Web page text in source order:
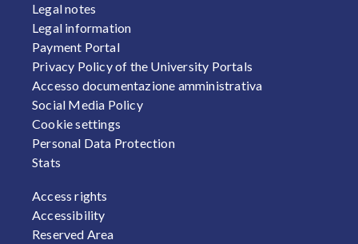
Legal notes
Legal information
Payment Portal
Privacy Policy of the University Portals
Accesso documentazione amministrativa
Social Media Policy
Cookie settings
Personal Data Protection
Stats
FOOTER 2
Access rights
Accessibility
Reserved Area